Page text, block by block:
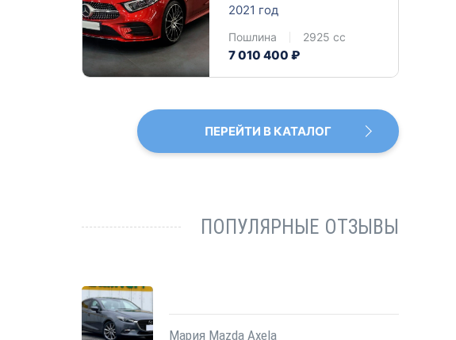
2021 год
Пошлина 2925 cc
7 010 400 ₽
ПЕРЕЙТИ В КАТАЛОГ
ПОПУЛЯРНЫЕ ОТЗЫВЫ
Мария Mazda Axela